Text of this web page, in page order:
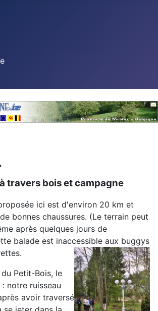
travers bois et campagne
ici est d'environ 20 km et
bonnes chaussures. (Le terrain peut
après quelques jours de
balade est inaccessible aux buggys
Petit-Bois, le
notre ruisseau
avoir traversé